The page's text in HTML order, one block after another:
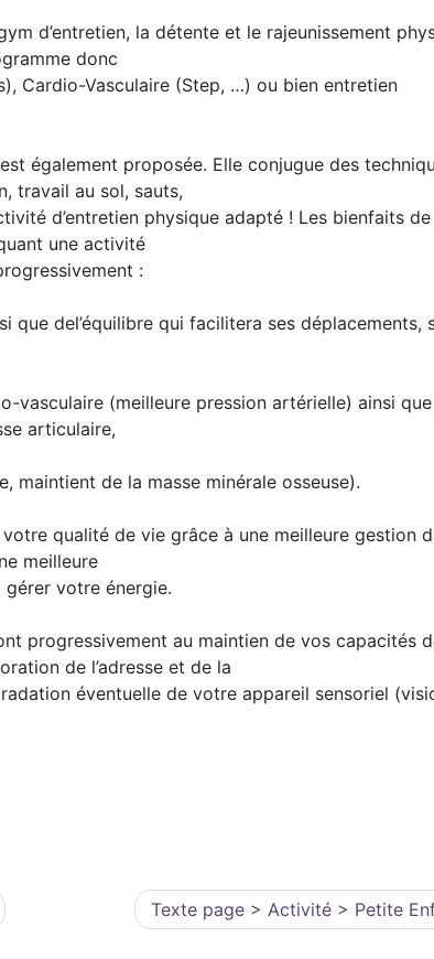
d’entretien, la détente et le rajeunissement
donc
Cardio-Vasculaire (Step, …) ou bien entretien
également proposée. Elle conjugue des
travail au sol, sauts,
d’entretien physique adapté ! Les bienfaits de
une activité
:
que del’équilibre qui facilitera ses déplacements,
vasculaire (meilleure pression artérielle) ainsi
articulaire,
maintient de la masse minérale osseuse).
qualité de vie grâce à une meilleure gestion
meilleure
votre énergie.
progressivement au maintien de vos capacités
de l’adresse et de la
éventuelle de votre appareil sensoriel
Texte page > Activité > Petite